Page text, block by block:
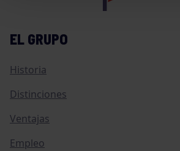
EL GRUPO
Historia
Distinciones
Ventajas
Empleo